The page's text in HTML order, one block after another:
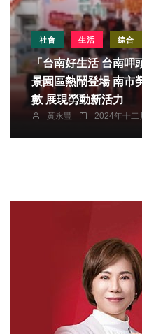
社會 生活 綜合
「台南好生活 台南呷
景園區熱鬧登場 南市勞工局113年業務成果獲獎無
數 展現勞動新活力
黃永豐 2024年十二